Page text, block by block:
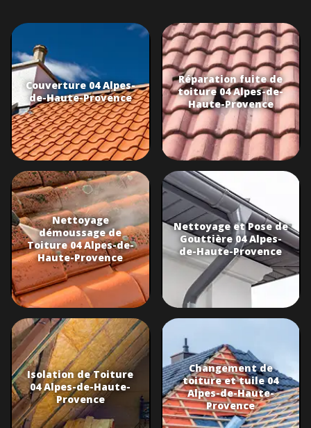
Couverture 04 Alpes-
de-Haute-Provence
Réparation fuite de
toiture 04 Alpes-de-
Haute-Provence
Nettoyage
démoussage de
Toiture 04 Alpes-de-
Haute-Provence
Nettoyage et Pose de
Gouttière 04 Alpes-
de-Haute-Provence
Isolation de Toiture
04 Alpes-de-Haute-
Provence
Changement de
toiture et tuile 04
Alpes-de-Haute-
Provence